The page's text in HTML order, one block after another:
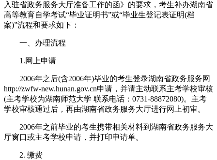
入驻省政务服务大厅准备工作的函》的要求，考生补办湖南省
高等教育自学考试“毕业证明书”或“毕业生登记表证明(档
案)”流程和要求如下：
一、办理流程
1.网上申请
2006年之后(含2006年)毕业的考生登录湖南省政务服务网
http://zwfw-new.hunan.gov.cn申请，并请主动联系主考学校审核
(主考学校为湖南师范大学 联系电话：0731-88872080)。主考
学校审核通过后，再由湖南省政务服务大厅进行网上初审。
2006年之前毕业的考生携带相关材料到湖南省政务服务大
厅窗口或主考学校申请，并打印申请单。
2. 缴费